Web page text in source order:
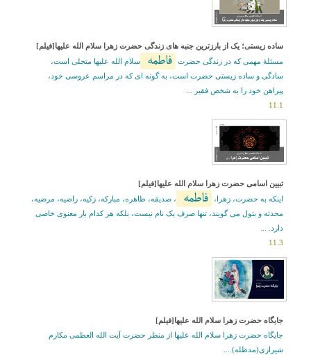
ساده زیستی؛ یک از بارزترین جنبه های زندگی حضرت زهرا سلام الله علیها[فیلم]
مسئلۀ مهمی که در زندگی حضرت
فاطمه
سلام الله علیها متجلی است،
سادگی و ساده زیستی حضرت است، به گونه ای که در مراسم عروسی خود،
پیراهن خود را به شخص فقیر ...
11.1
تبیین اسامی حضرت زهرا سلام الله علیها[فیلم]
اینکه به حضرت، زهرا،
فاطمه
، صدیقه، طاهره، مبارکه، زکیه، راضیه، مرضیه،
محدثه و بتول می گویند، تنها صرف یک نام نیست، بلکه هر کدام بار معنوی خاصی
دارد. ...
11.3
جایگاه حضرت زهرا سلام الله علیها[فیلم]
جایگاه حضرت زهرا سلام الله علیها از منظر حضرت آیت الله العظمی مکارم
شیرازی(مدظله) ...